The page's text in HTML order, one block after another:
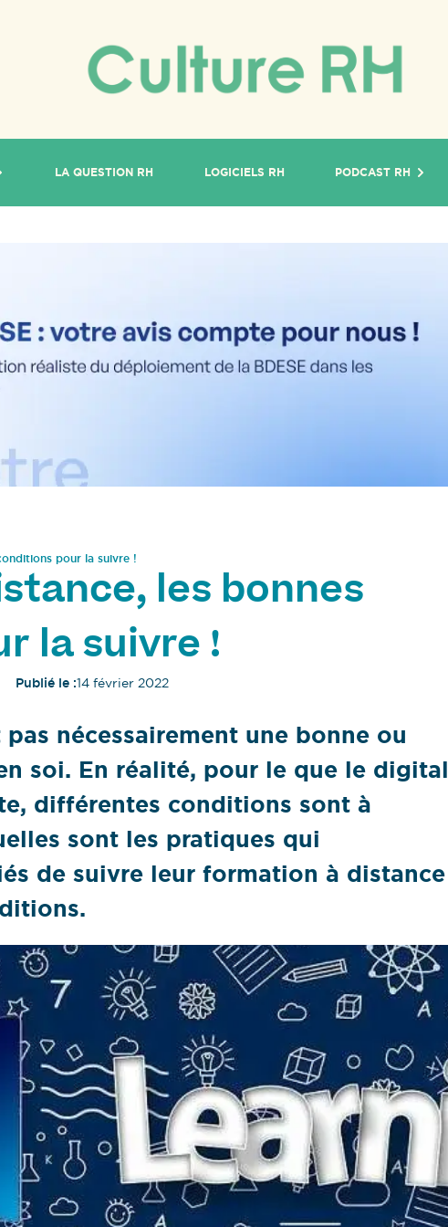
LA QUESTION RH LOGICIELS RH PODCAST RH
pour la suivre !
les bonnes
la suivre !
Publié le :14 février 2022
nécessairement une bonne ou
soi. En réalité, pour le que le digital
différentes conditions sont à
sont les pratiques qui
de suivre leur formation à distance